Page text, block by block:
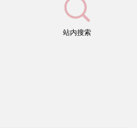
部门服务
投资项目
站内搜索